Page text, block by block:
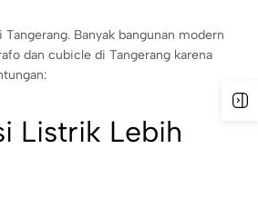
Banyak bangunan modern
dan cubicle di Tangerang karena
Listrik Lebih